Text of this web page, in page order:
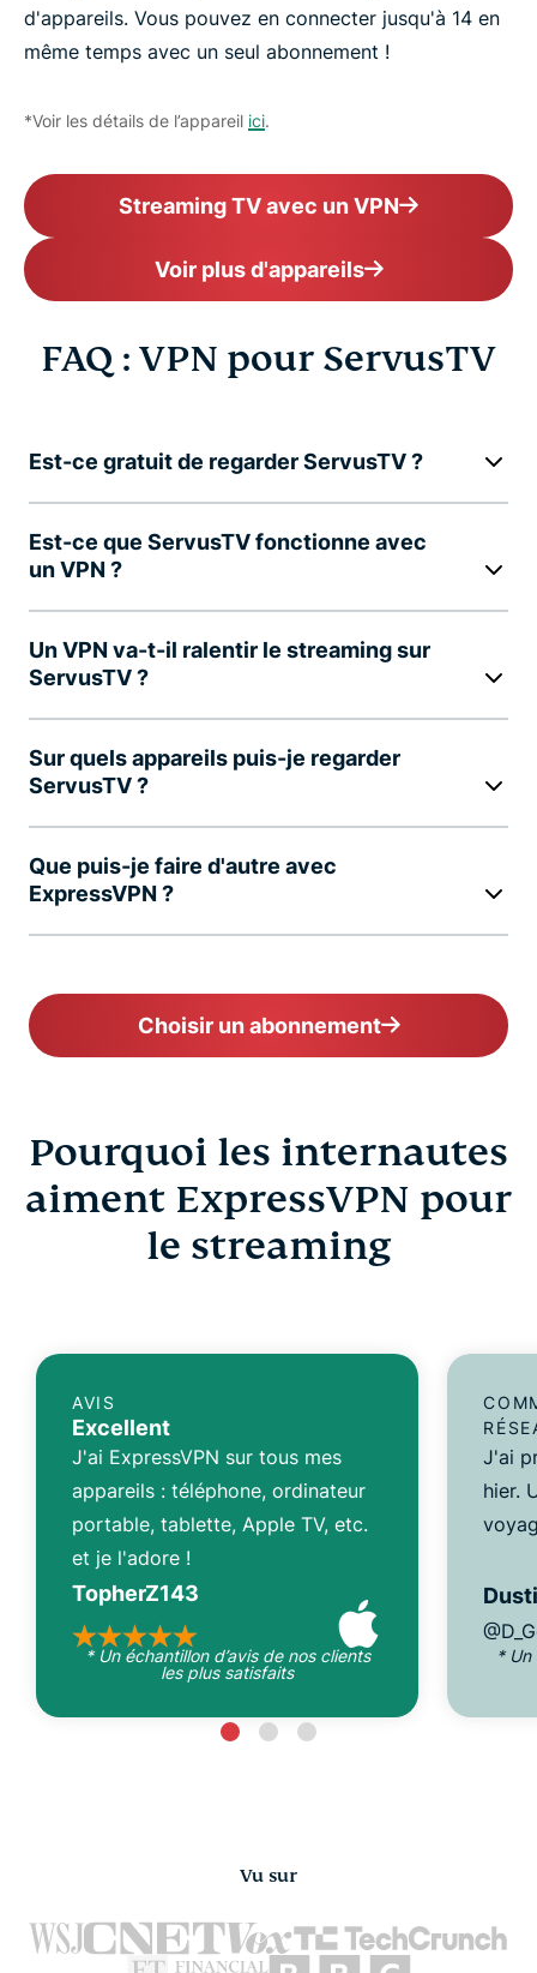
d'appareils. Vous pouvez en connecter jusqu'à 14 en
même temps avec un seul abonnement !
*Voir les détails de l’appareil ici.
Streaming TV avec un VPN
Voir plus d'appareils
FAQ : VPN pour ServusTV
Est-ce gratuit de regarder ServusTV ?
Est-ce que ServusTV fonctionne avec
un VPN ?
Un VPN va-t-il ralentir le streaming sur
ServusTV ?
Sur quels appareils puis-je regarder
ServusTV ?
Que puis-je faire d'autre avec
ExpressVPN ?
Choisir un abonnement
Pourquoi les internautes
aiment ExpressVPN pour
le streaming
AVIS
Excellent
J'ai ExpressVPN sur tous mes
appareils : téléphone, ordinateur
portable, tablette, Apple TV, etc.
et je l'adore !
TopherZ143
* Un échantillon d’avis de nos clients
les plus satisfaits
J'ai
hier.
* Un
Vu sur